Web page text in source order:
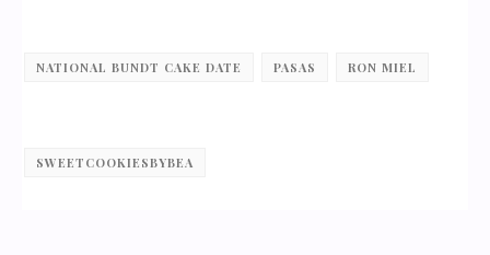
NATIONAL BUNDT CAKE DATE PASAS RON MIEL
SWEETCOOKIESBYBEA